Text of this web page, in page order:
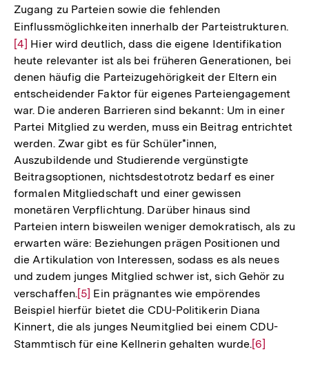
Zugang zu Parteien sowie die fehlenden
Einflussmöglichkeiten innerhalb der Parteistrukturen.
der
[4] Hier wird deutlich, dass die eigene Identifikation
heute relevanter ist als bei früheren Generationen, bei
denen häufig die Parteizugehörigkeit der Eltern ein
entscheidender Faktor für eigenes Parteiengagement
war. Die anderen Barrieren sind bekannt: Um in einer
Partei Mitglied zu werden, muss ein Beitrag entrichtet
werden. Zwar gibt es für Schüler*innen,
Auszubildende und Studierende vergünstigte
Beitragsoptionen, nichtsdestotrotz bedarf es einer
formalen Mitgliedschaft und einer gewissen
monetären Verpflichtung. Darüber hinaus sind
Parteien intern bisweilen weniger demokratisch, als zu
erwarten wäre: Beziehungen prägen Positionen und
die Artikulation von Interessen, sodass es als neues
und zudem junges Mitglied schwer ist, sich Gehör zu
verschaffen.Zur
Auflösung
der
Fußnote
[5] Ein prägnantes wie empörendes
Beispiel hierfür bietet die CDU-Politikerin Diana
Kinnert, die als junges Neumitglied bei einem CDU-
Stammtisch für eine Kellnerin gehalten wurde.Zur
[6]